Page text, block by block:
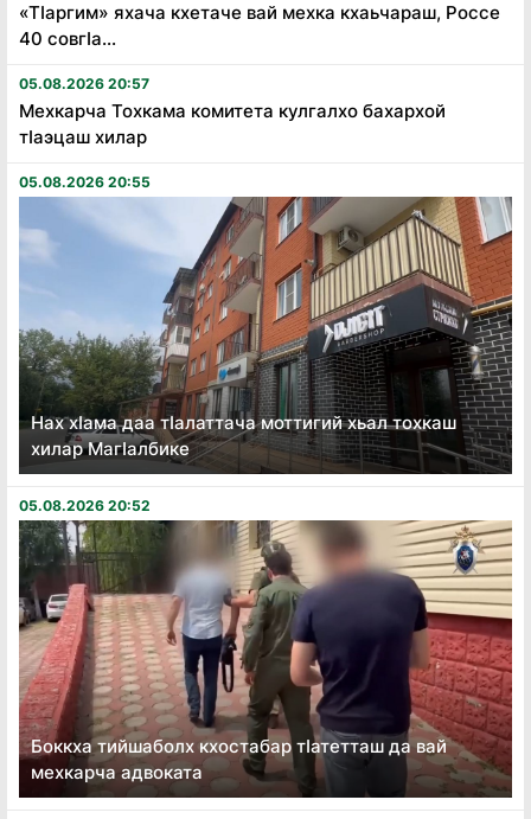
«Тӏаргим» яхача кхетаче вай мехка кхаьчараш, Россе
40 совгӏа...
05.08.2026 20:57
Мехкарча Тохкама комитета кулгалхо бахархой
тӏаэцаш хилар
05.08.2026 20:55
Нах хӏама даа тӏалаттача моттигий хьал тохкаш
хилар Магӏалбике
05.08.2026 20:52
Боккха тийшаболх кхостабар тӏатетташ да вай
мехкарча адвоката